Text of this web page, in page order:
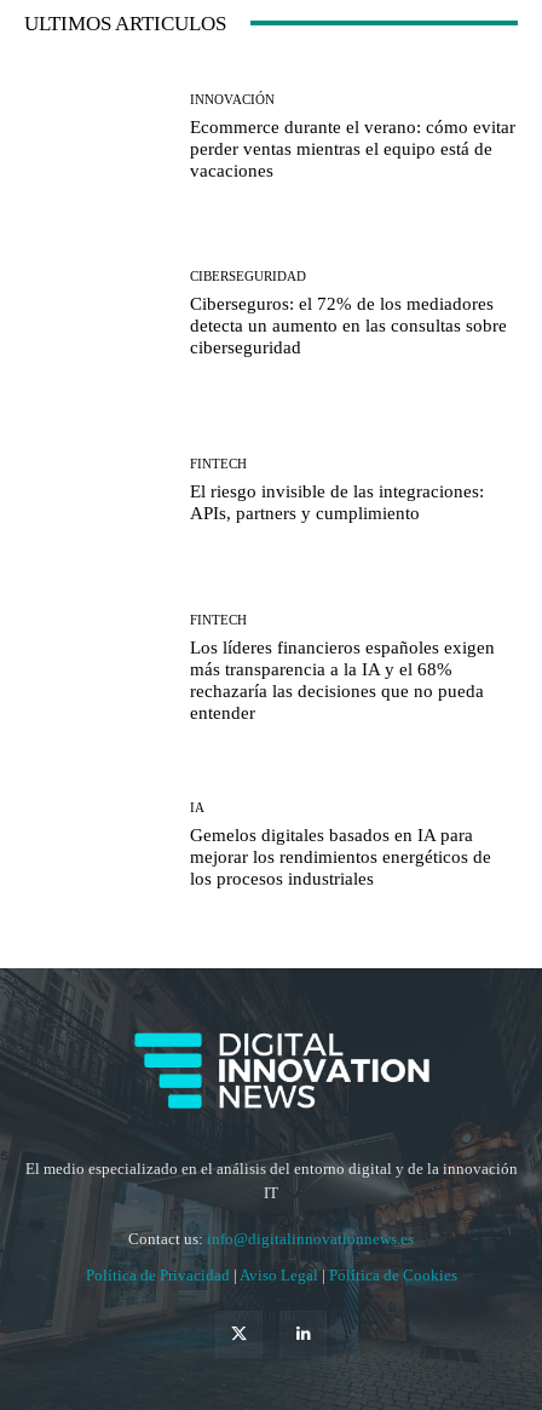
ULTIMOS ARTICULOS
INNOVACIÓN
Ecommerce durante el verano: cómo evitar
perder ventas mientras el equipo está de
vacaciones
CIBERSEGURIDAD
Ciberseguros: el 72% de los mediadores
detecta un aumento en las consultas sobre
ciberseguridad
FINTECH
El riesgo invisible de las integraciones:
APIs, partners y cumplimiento
FINTECH
Los líderes financieros españoles exigen
más transparencia a la IA y el 68%
rechazaría las decisiones que no pueda
entender
IA
Gemelos digitales basados en IA para
mejorar los rendimientos energéticos de
los procesos industriales
El medio especializado en el análisis del entorno digital y de la innovación
IT
Contact us: info@digitalinnovationnews.es
Política de Privacidad | Aviso Legal | Política de Cookies